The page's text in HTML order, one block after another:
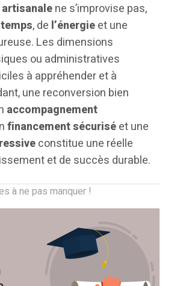
ne s’improvise pas,
temps, de l’énergieet une
Les dimensions
ou administratives
à appréhender et à
une reconversion bien
accompagnement
financement sécuriséet une
constitue une réelle
et de succès durable.
à ne pas manquer !